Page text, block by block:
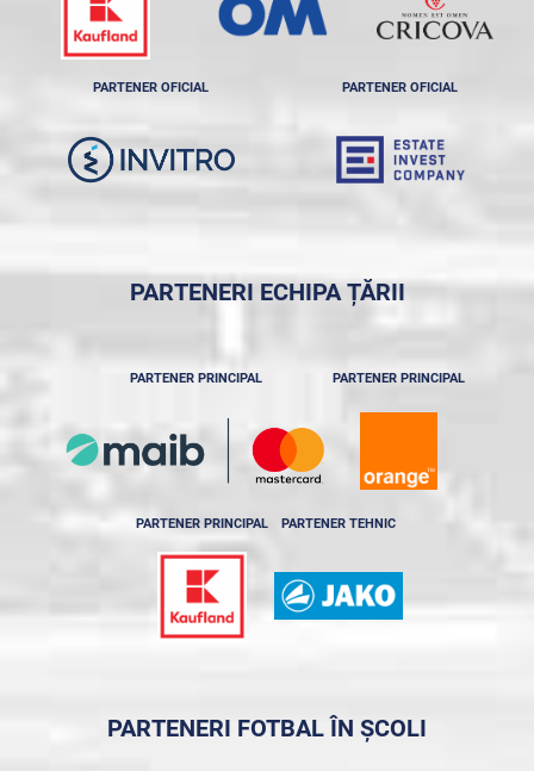
PARTENER OFICIAL PARTENER OFICIAL
PARTENERI ECHIPA ȚĂRII
PARTENER PRINCIPAL PARTENER PRINCIPAL
PARTENER PRINCIPAL PARTENER TEHNIC
PARTENERI FOTBAL ÎN ȘCOLI